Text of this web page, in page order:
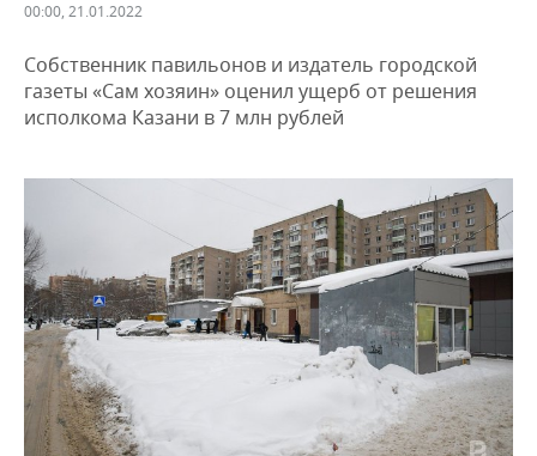
ДЕКЛАРАЦИИ О ДОХОДАХ
КОРОЛИ ГОСЗАКАЗА ПФО
ВУЗЫ ТАТАРСТАНА
КОМУ ПРИНАДЛЕЖАТ
ТОРГОВЫЕ ЦЕНТРЫ
НОВОСТИ ЭКОНОМИКИ
ФИНАНСЫ
БАНКИ
БЮДЖЕТ
ИНВЕСТИЦИИ
ПРОМЫШЛЕННОСТЬ
НОВОСТИ
ПРОМЫШЛЕННОСТИ
МАШИНОСТРОЕНИЕ
НЕФТЕХИМИЯ
НЕФТЬ
ОПК
ЭНЕРГЕТИКА
НЕДВИЖИМОСТЬ
НОВОСТИ НЕДВИЖИМОСТИ
АВТО
НОВОСТИ АВТО
БИЗНЕС
НОВОСТИ БИЗНЕСА
РОЗНИЧНАЯ ТОРГОВЛЯ
ТРАНСПОРТ
УСЛУГИ
ТЕХНОЛОГИИ
НОВОСТИ ТЕХНОЛОГИЙ
IT
МЕДИА
МЕРОПРИЯТИЯ
НОВОСТИ МЕРОПРИЯТИЙ
ВЫЕЗДНАЯ РЕДАКЦИЯ
СПОРТ
НОВОСТИ СПОРТА
ОБЩЕСТВО
00:00, 21.01.2022
Собственник павильонов и издатель городской
газеты «Сам хозяин» оценил ущерб от решения
исполкома Казани в 7 млн рублей